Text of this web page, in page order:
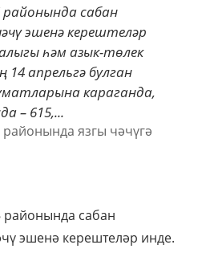
районында сабан
эшенә керештеләр
һәм азык-төлек
апрельгә булган
караганда,
– 615,...
районында сабан
эшенә керештеләр инде.